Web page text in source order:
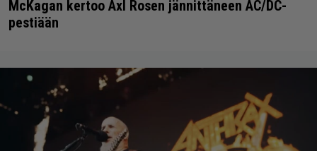
McKagan kertoo Axl Rosen jännittäneen AC/DC-
pestiään